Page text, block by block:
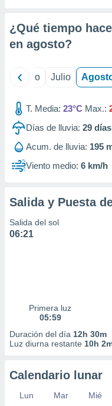
de
¿Qué tiempo
en agosto?
Junio Julio
T. Media: 23°C Max.:
Días de lluvia: 29 días
Acum. de lluvia: 195
Viento medio: 6 km/h
Salida y Puesta
Salida del sol
06:21
Primera luz
05:59
Duración del día 12h 30m
Luz diurna restante 10h
Calendario lunar
Lun Mar Mié